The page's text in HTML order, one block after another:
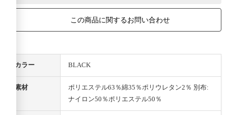
この商品に関するお問い合わせ
カラー BLACK
素材
ポリエステル63％綿35％ポリウレタン2％ 別布:
ナイロン50％ポリエステル50％